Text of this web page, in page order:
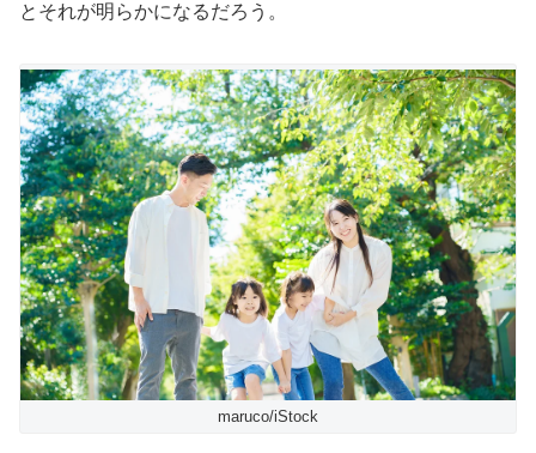
とそれが明らかになるだろう。
maruco/iStock